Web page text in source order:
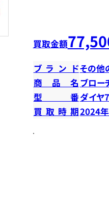
買取金額
ブランドその他
商品名 ブロー
型番ダイヤ
買取時期2024